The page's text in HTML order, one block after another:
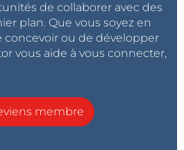
forward[V])/R led [Ω] = (9–2,16)/468
courant à travers votre LED
de la résistance. Une
valeur verra l'intensité du
de collaborer avec des
plan. Que vous soyez en
concevoir ou de développer
vous aide à vous connecter,
membre